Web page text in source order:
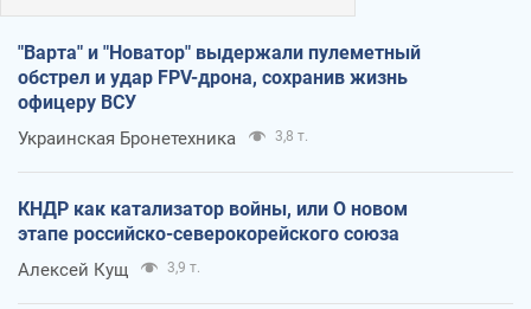
"Варта" и "Новатор" выдержали пулеметный
обстрел и удар FPV-дрона, сохранив жизнь
офицеру ВСУ
Украинская Бронетехника 3,8 т.
КНДР как катализатор войны, или О новом
этапе российско-северокорейского союза
Алексей Кущ 3,9 т.